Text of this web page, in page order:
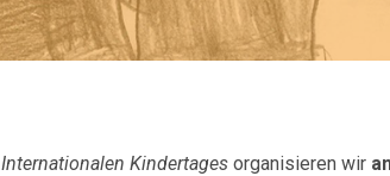
Internationalen Kindertages organisieren wir